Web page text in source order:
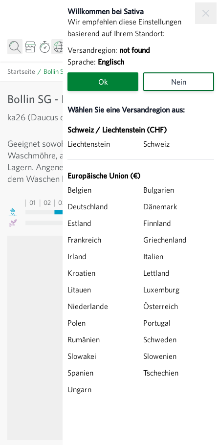
Willkommen bei Sativa
Wir empfehlen diese Einstellungen
basierend auf Ihrem Standort:
Versandregion: not found
Sprache: Englisch
Ok Nein
Wählen Sie eine Versandregion aus:
Schweiz / Liechtenstein (CHF)
Liechtenstein
Schweiz
Europäische Union (€)
Belgien
Bulgarien
Deutschland
Dänemark
Estland
Finnland
Frankreich
Griechenland
Irland
Italien
Kroatien
Lettland
Litauen
Luxemburg
Niederlande
Österreich
Polen
Portugal
Rumänien
Schweden
Slowakei
Slowenien
Spanien
Tschechien
Ungarn
Startseite / Bollin SG - Karotte
Bollin SG - Karotte
ka26 (Daucus carota)
Geeignet sowohl für den Frühanbau als Bund- und
Waschmöhre, aber auch für den späten Anbau zum
Lagern. Angenehmer, runder Geschmack, glatte, nach
dem Waschen leuchtend orangefarbige Schale.
01 02 03 05 06 09